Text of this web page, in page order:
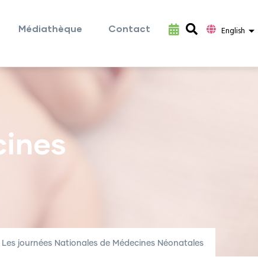
Médiathèque Contact English
Les journées Nationales de Médecines Néonatales